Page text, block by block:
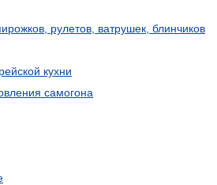
рулетов, ватрушек, блинчиков
кухни
самогона